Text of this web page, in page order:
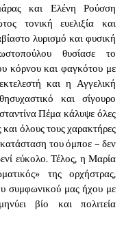
και Ελένη Ρούσση
τονική ευελιξία και
λυρισμό και φυσική
θυσίασε το
κόρνου και φαγκότου με
και η Αγγελική
και σίγουρο
Πέμα κάλυψε όλες
και όλους τους χαρακτήρες
του όμποε – δεν
εύκολο. Τέλος, η Μαρία
της ορχήστρας,
συμφωνικού μας ήχου με
βίο και πολιτεία